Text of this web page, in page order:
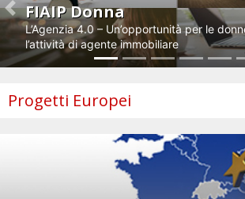
FIAIP Donna
L’Agenzia 4.0 – Un’opportunità per le
l’attività di agente immobiliare
Previous
Progetti Europei